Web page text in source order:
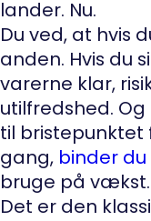
lander. Nu.
Du ved, at hvis
anden. Hvis du
varerne klar,
utilfredshed.
til
gang, binder
bruge på vækst.
Det er den